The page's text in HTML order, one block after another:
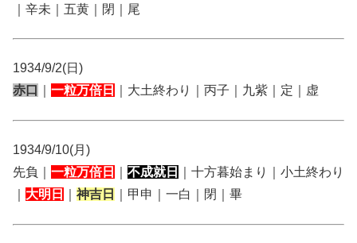
｜辛未｜五黄｜閉｜尾
1934/9/2(日)
赤口
一粒万倍日 ｜大土終わり｜丙子｜九紫｜定｜虚
1934/9/10(月)
先負｜ 一粒万倍日 不成就日
｜十方暮始まり｜小土終わり
大明日 神吉日 ｜甲申｜一白｜閉｜畢